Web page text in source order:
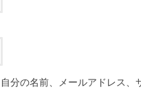
分の名前、メールアドレス、